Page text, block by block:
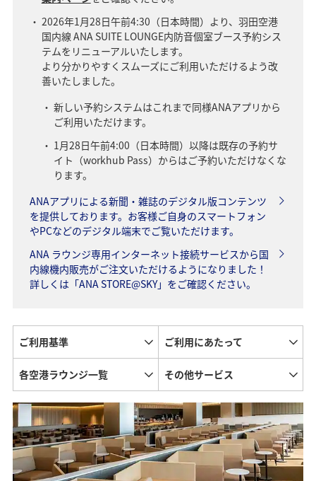
2026年1月28日午前4:30（日本時間）より、羽田空港
国内線 ANA SUITE LOUNGE内防音個室ブース予約シス
テムをリニューアルいたします。
より分かりやすくスムーズにご利用いただけるよう改
善いたしました。
新しい予約システムはこれまで同様ANAアプリから
ご利用いただけます。
1月28日午前4:00（日本時間）以降は既存の予約サ
イト（workhub Pass）からはご予約いただけなくな
ります。
ANAアプリによる新聞・雑誌のデジタル版コンテンツ
を提供しております。お客様ご自身のスマートフォン
やPCなどのデジタル端末でご覧いただけます。
ANA ラウンジ専用インターネット接続サービスから国
内線機内販売がご注文いただけるようになりました！
詳しくは「ANA STORE@SKY」をご確認ください。
ご利用基準 ご利用にあたって
各空港ラウンジ一覧 その他サービス